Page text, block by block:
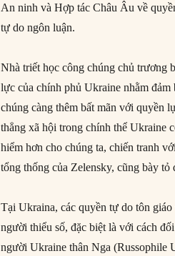
An ninh và Hợp tác Châu Âu về
tự do ngôn luận.
Nhà triết học công chúng chủ trương
lực của chính phủ Ukraine nhằm
chúng càng thêm bất mãn với quyền
thẳng xã hội trong chính thể Ukraine
hiểm hơn cho chúng ta, chiến tranh
tổng thống của Zelensky, cũng bày tỏ
Tại Ukraina, các quyền tự do tôn
người thiểu số, đặc biệt là với cách
người Ukraine thân Nga (Russophile